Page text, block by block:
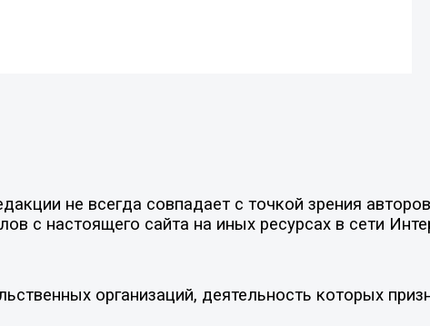
не всегда совпадает с точкой зрения
с настоящего сайта на иных ресурсах в сети
организаций, деятельность которых